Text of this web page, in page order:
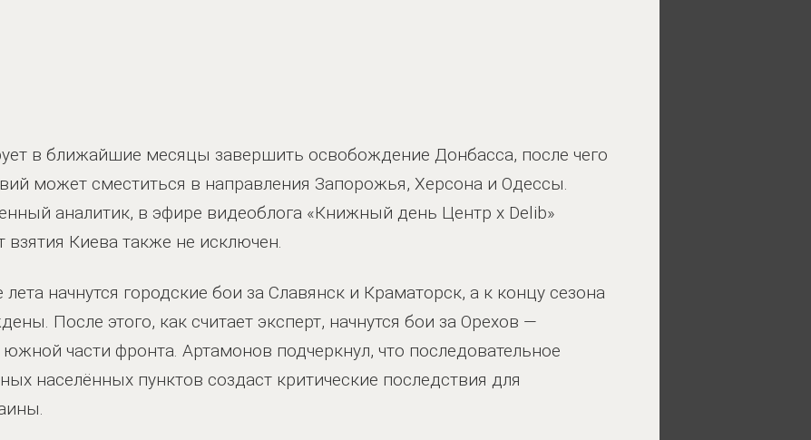
в ближайшие месяцы завершить освобождение Донбасса, после чего
может сместиться в направления Запорожья, Херсона и Одессы.
аналитик, в эфире видеоблога «Книжный день Центр x Delib»
Киева также не исключен.
начнутся городские бои за Славянск и Краматорск, а к концу сезона
После этого, как считает эксперт, начнутся бои за Орехов —
части фронта. Артамонов подчеркнул, что последовательное
населённых пунктов создаст критические последствия для